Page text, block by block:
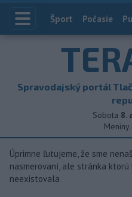
Index
Šport Počasie
Spravodajský portál
Sobota 8.
Meniny
Úprimne ľutujeme, že sme
nasmerovaní, ale stránka
neexistovala